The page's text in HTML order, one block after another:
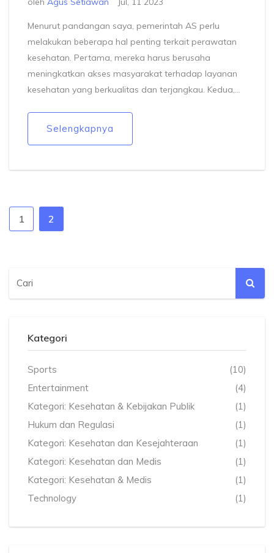
Menurut pandangan saya, pemerintah AS perlu
melakukan beberapa hal penting terkait perawatan
kesehatan. Pertama, mereka harus berusaha
meningkatkan akses masyarakat terhadap layanan
kesehatan yang berkualitas dan terjangkau. Kedua,
belum ada obatnya. Ketiga, pemerintah harus
penyakit. Terakhir, sistem perawatan kesehatan yang
Selengkapnya
1 2
Kategori
Sports
(10)
Entertainment
(4)
Kategori: Kesehatan & Kebijakan Publik
(1)
Hukum dan Regulasi
(1)
Kategori: Kesehatan dan Kesejahteraan
(1)
Kategori: Kesehatan dan Medis
(1)
Kategori: Kesehatan & Medis
(1)
Technology
(1)